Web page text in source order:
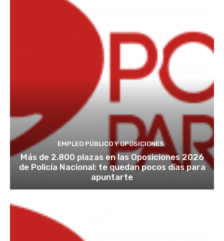
EMPLEO PÚBLICO Y OPOSICIONES
Más de 2.800 plazas en las Oposiciones 2026
de Policía Nacional: te quedan pocos días para
apuntarte